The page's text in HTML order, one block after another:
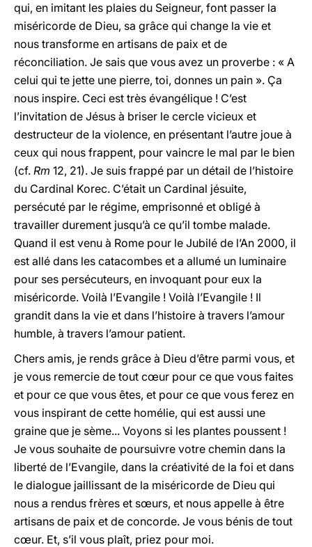
qui, en imitant les plaies du Seigneur, font passer la
miséricorde de Dieu, sa grâce qui change la vie et
nous transforme en artisans de paix et de
réconciliation. Je sais que vous avez un proverbe : « A
celui qui te jette une pierre, toi, donnes un pain ». Ça
nous inspire. Ceci est très évangélique ! C’est
l’invitation de Jésus à briser le cercle vicieux et
destructeur de la violence, en présentant l’autre joue à
ceux qui nous frappent, pour vaincre le mal par le bien
(cf. Rm 12, 21). Je suis frappé par un détail de l’histoire
du Cardinal Korec. C’était un Cardinal jésuite,
persécuté par le régime, emprisonné et obligé à
travailler durement jusqu’à ce qu’il tombe malade.
Quand il est venu à Rome pour le Jubilé de l’An 2000, il
est allé dans les catacombes et a allumé un luminaire
pour ses persécuteurs, en invoquant pour eux la
miséricorde. Voilà l’Evangile ! Voilà l’Evangile ! Il
grandit dans la vie et dans l’histoire à travers l’amour
humble, à travers l’amour patient.
Chers amis, je rends grâce à Dieu d’être parmi vous, et
je vous remercie de tout cœur pour ce que vous faites
et pour ce que vous êtes, et pour ce que vous ferez en
vous inspirant de cette homélie, qui est aussi une
graine que je sème... Voyons si les plantes poussent !
Je vous souhaite de poursuivre votre chemin dans la
liberté de l’Evangile, dans la créativité de la foi et dans
le dialogue jaillissant de la miséricorde de Dieu qui
nous a rendus frères et sœurs, et nous appelle à être
artisans de paix et de concorde. Je vous bénis de tout
cœur. Et, s’il vous plaît, priez pour moi.